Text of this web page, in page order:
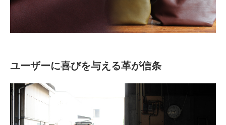
ユーザーに喜びを与える革が信条